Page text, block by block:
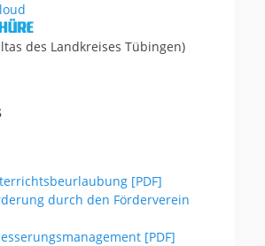
des Landkreises Tübingen)
[PDF]
durch den Förderverein
[PDF]